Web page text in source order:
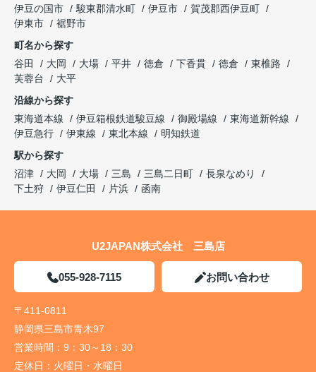
伊豆の国市
駿東郡清水町 伊豆市
賀茂郡西伊豆町
伊東市
裾野市
町名から探す
谷田
大岡 大場 平井 徳倉 下香貫 徳倉
東椎路
芙蓉台
大平
沿線から探す
東海道本線
伊豆箱根鉄道駿豆線 御殿場線
東海道新幹線
伊豆急行
伊東線 東北本線
明知鉄道
駅から探す
沼津
大岡 大場 三島 三島二日町
長泉なめり
下土狩
伊豆仁田 片浜 函南
U2JAPAN株式会社 三島店
055-928-7115 お問い合わせ
〒411-0811
静岡県三島市青木97
営業時間： 9：30～18：30
定休日： 火曜日・水曜日